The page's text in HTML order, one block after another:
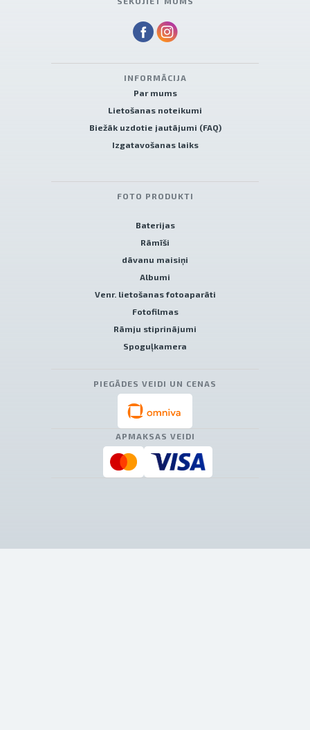
INFORMĀCIJA
Par mums
Lietošanas noteikumi
Biežāk uzdotie jautājumi (FAQ)
Izgatavošanas laiks
FOTO PRODUKTI
Baterijas
Rāmīši
dāvanu maisiņi
Albumi
Venr. lietošanas fotoaparāti
Fotofilmas
Rāmju stiprinājumi
Spoguļkamera
PIEGĀDES VEIDI UN CENAS
APMAKSAS VEIDI